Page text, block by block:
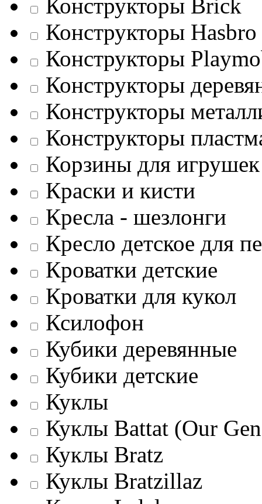
Конструкторы Brick
Конструкторы Hasbro
Конструкторы
Конструкторы
Конструкторы
Конструкторы
Корзины для игрушек
Краски и кисти
Кресла - шезлонги
Кресло детское для
Кроватки детские
Кроватки для кукол
Ксилофон
Кубики деревянные
Кубики детские
Куклы
Куклы Battat (Our
Куклы Bratz
Куклы Bratzillaz